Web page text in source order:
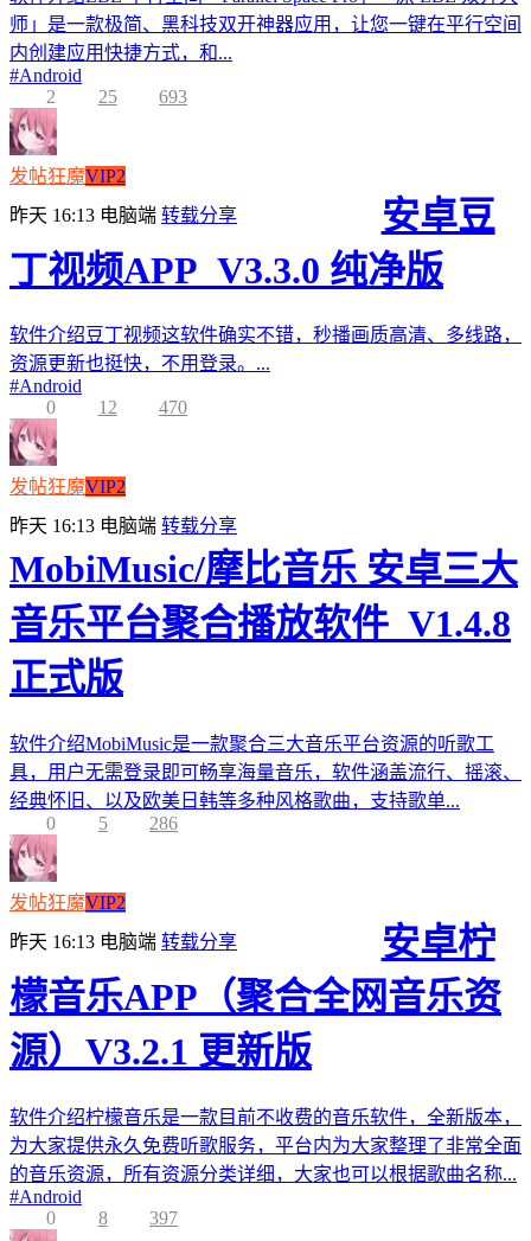
师」是一款极简、黑科技双开神器应用，让您一键在平行空间
内创建应用快捷方式，和...
#Android
2
25 693
发帖狂魔VIP2
昨天 16:13 电脑端 转载分享
安卓豆
丁视频APP_V3.3.0 纯净版
软件介绍豆丁视频这软件确实不错，秒播画质高清、多线路，
资源更新也挺快，不用登录。...
#Android
0
12 470
发帖狂魔VIP2
昨天 16:13 电脑端 转载分享
MobiMusic/摩比音乐 安卓三大
音乐平台聚合播放软件_V1.4.8
正式版
软件介绍MobiMusic是一款聚合三大音乐平台资源的听歌工
具，用户无需登录即可畅享海量音乐，软件涵盖流行、摇滚、
经典怀旧、以及欧美日韩等多种风格歌曲，支持歌单...
0
5 286
发帖狂魔VIP2
昨天 16:13 电脑端 转载分享
安卓柠
檬音乐APP（聚合全网音乐资
源）V3.2.1 更新版
软件介绍柠檬音乐是一款目前不收费的音乐软件，全新版本，
为大家提供永久免费听歌服务，平台内为大家整理了非常全面
的音乐资源，所有资源分类详细，大家也可以根据歌曲名称...
#Android
0
8 397